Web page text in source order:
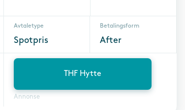
Avtaletype
Spotpris
Betalingsform
After
THF Hytte
Annonse